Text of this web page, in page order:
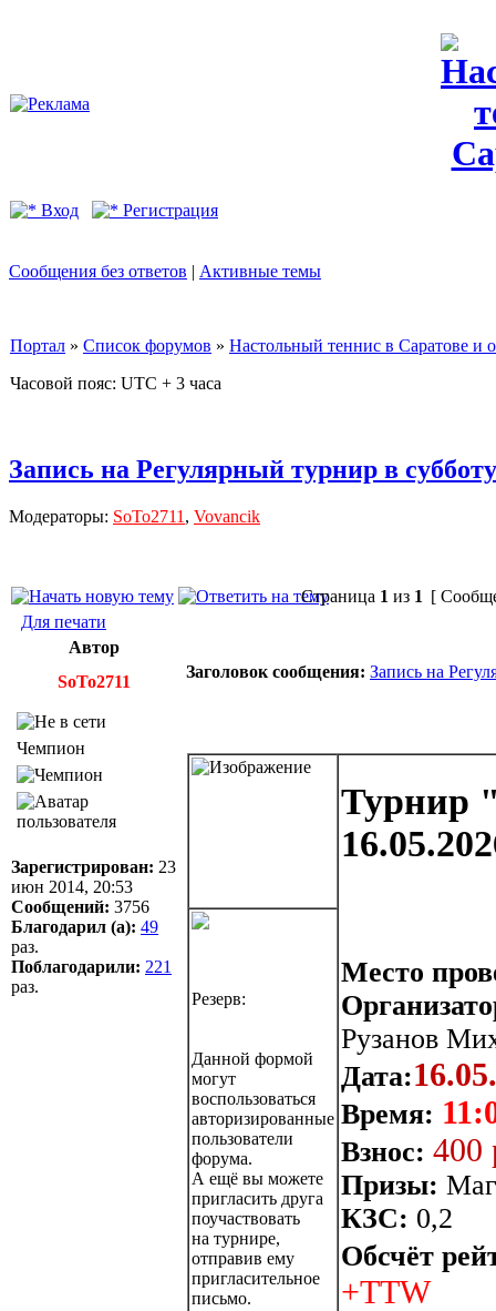
Вход Регистрация
Сообщения без ответов | Активные темы
Портал » Список форумов » Настольный теннис в Саратове и
Часовой пояс: UTC + 3 часа
Запись на Регулярный турнир в
Модераторы: SoTo2711 , Vovancik
Страница 1 из 1 [
Для печати
Автор
SoTo2711
Заголовок сообщения: Запись на
Чемпион
Зарегистрирован: 23
июн 2014, 20:53
Сообщений: 3756
Благодарил (а): 49
раз.
Поблагодарили: 221
раз.
Турнир
Место
Рузанов
Дата:
Время:
Взнос: 400
Призы:
КЗС: 0,2
Обсчёт
+TTW
Резерв:
Данной формой
могут
воспользоваться
авторизированные
пользователи
форума.
А ещё вы можете
пригласить друга
поучаствовать
на турнире,
отправив ему
пригласительное
письмо.